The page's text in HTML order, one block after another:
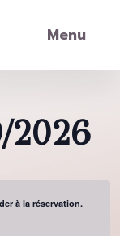
Menu
2026
à la réservation.